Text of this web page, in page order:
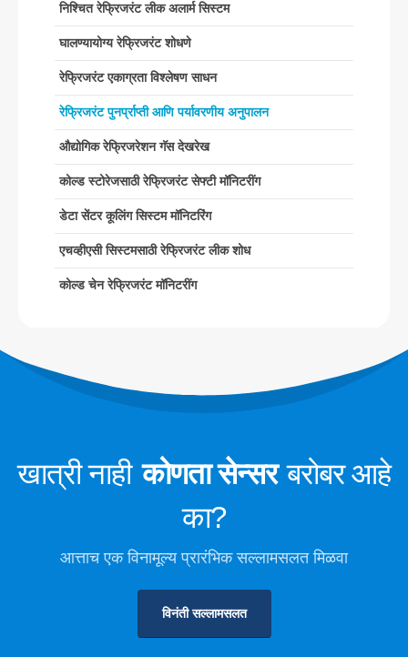
निश्चित रेफ्रिजरंट लीक अलार्म सिस्टम
घालण्यायोग्य रेफ्रिजरंट शोधणे
रेफ्रिजरंट एकाग्रता विश्लेषण साधन
रेफ्रिजरंट पुनर्प्राप्ती आणि पर्यावरणीय अनुपालन
औद्योगिक रेफ्रिजरेशन गॅस देखरेख
कोल्ड स्टोरेजसाठी रेफ्रिजरंट सेफ्टी मॉनिटरींग
डेटा सेंटर कूलिंग सिस्टम मॉनिटरिंग
एचव्हीएसी सिस्टमसाठी रेफ्रिजरंट लीक शोध
कोल्ड चेन रेफ्रिजरंट मॉनिटरींग
खात्री नाही कोणता सेन्सर बरोबर आहे
का?
आत्ताच एक विनामूल्य प्रारंभिक सल्लामसलत मिळवा
विनंती सल्लामसलत
Wechat
गरम उत्पादने
आर 454 बी सेन्सर
आर 32 सेन्सर
आमचा उपाय
एचव्हीएसी सिस्टमसाठी रेफ्रिजरंट लीक शोध
कोल्ड चेन रेफ्रिजरंट मॉनिटरींग
औद्योगिक रेफ्रिजरेशन गॅस देखरेख
विन्सेन. © 2026. सर्व हक्क राखीव